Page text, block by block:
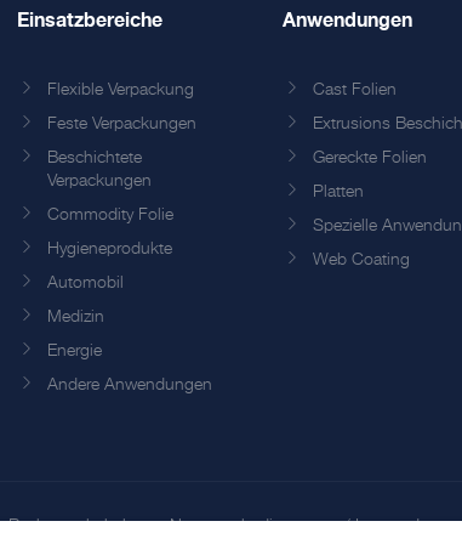
Einsatzbereiche
Flexible Verpackung
Feste Verpackungen
Beschichtete
Verpackungen
Commodity Folie
Hygieneprodukte
Automobil
Medizin
Energie
Andere Anwendungen
Anwendungen
Cast Folien
Extrusions
Gereckte Folien
Platten
Spezielle
Web Coating
Rechte vorbehalten. -Nutzungsbedingungen/